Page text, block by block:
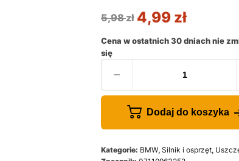
5,98zł 4,99 zł
Cena w ostatnich 30 dniach nie
się
Dodaj do koszyka
Kategorie: BMW, Silnik i osprzęt,